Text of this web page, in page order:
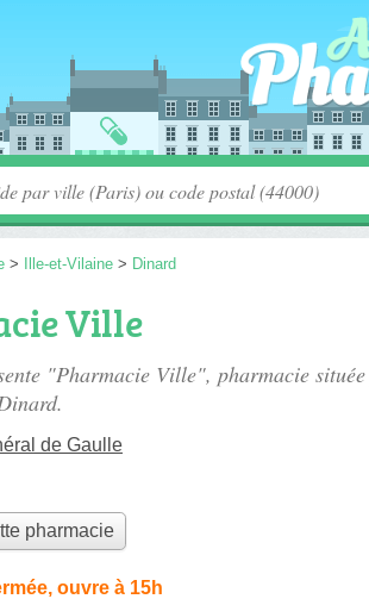
> Ille-et-Vilaine > Dinard
Ville
"Pharmacie Ville", pharmacie située
de Gaulle
pharmacie
ouvre à 15h